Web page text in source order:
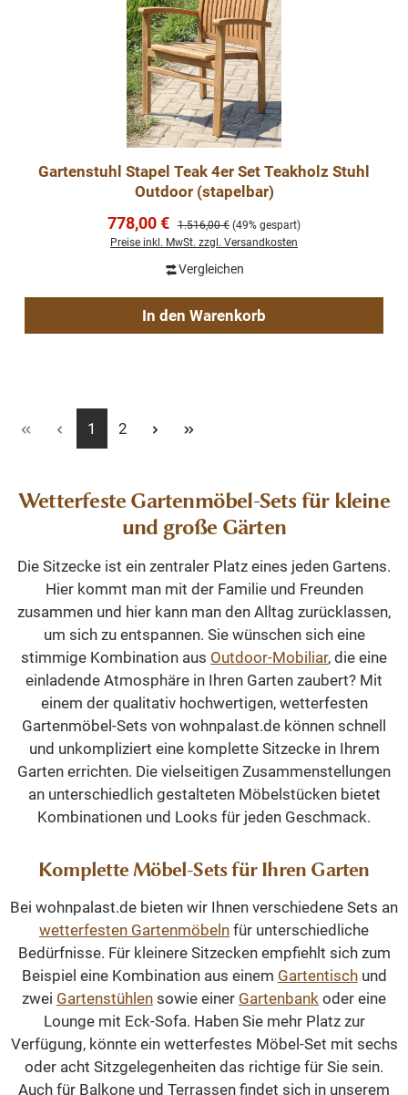
Gartenstuhl Stapel Teak 4er Set Teakholz Stuhl
Outdoor (stapelbar)
Verkaufspreis:
778,00 € Regulärer Preis:
1.516,00 € (49% gespart)
Preise inkl. MwSt. zzgl. Versandkosten
Vergleichen
In den Warenkorb
Seite
1 Seite
2
Wetterfeste Gartenmöbel-Sets für kleine
und große Gärten
Die Sitzecke ist ein zentraler Platz eines jeden Gartens.
Hier kommt man mit der Familie und Freunden
zusammen und hier kann man den Alltag zurücklassen,
um sich zu entspannen. Sie wünschen sich eine
stimmige Kombination aus Outdoor-Mobiliar, die eine
einladende Atmosphäre in Ihren Garten zaubert? Mit
einem der qualitativ hochwertigen, wetterfesten
Gartenmöbel-Sets von wohnpalast.de können schnell
und unkompliziert eine komplette Sitzecke in Ihrem
Garten errichten. Die vielseitigen Zusammenstellungen
an unterschiedlich gestalteten Möbelstücken bietet
Kombinationen und Looks für jeden Geschmack.
Komplette Möbel-Sets für Ihren Garten
Bei wohnpalast.de bieten wir Ihnen verschiedene Sets an
wetterfesten Gartenmöbeln für unterschiedliche
Bedürfnisse. Für kleinere Sitzecken empfiehlt sich zum
Beispiel eine Kombination aus einem Gartentischund
zwei Gartenstühlen sowie einer Gartenbank oder eine
Lounge mit Eck-Sofa. Haben Sie mehr Platz zur
Verfügung, könnte ein wetterfestes Möbel-Set mit sechs
oder acht Sitzgelegenheiten das richtige für Sie sein.
Auch für Balkone und Terrassen findet sich in unserem